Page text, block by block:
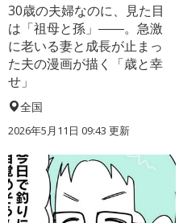
30歳の夫婦なのに、見た目
は「祖母と孫」――。急激
に老いる妻と成長が止まっ
た夫の漫画が描く「歳と幸
せ」
全国
2026年5月11日 09:43 更新